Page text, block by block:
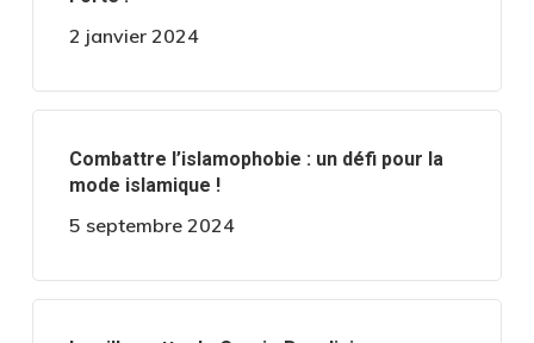
2 janvier 2024
Combattre l’islamophobie : un défi pour la
mode islamique !
5 septembre 2024